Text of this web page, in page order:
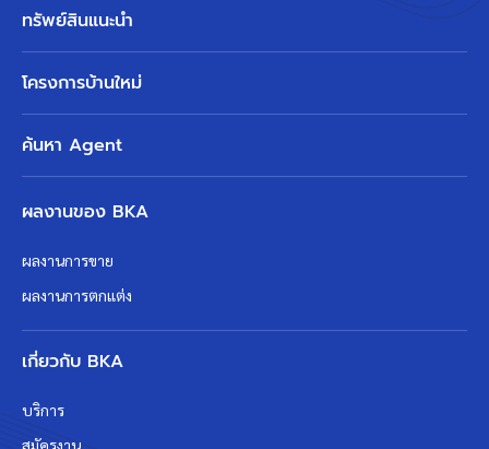
ทรัพย์สินแนะนำ
โครงการบ้านใหม่
ค้นหา Agent
ผลงานของ BKA
ผลงานการขาย
ผลงานการตกแต่ง
เกี่ยวกับ BKA
บริการ
สมัครงาน